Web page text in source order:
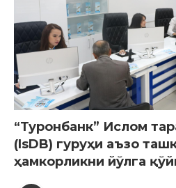
“Туронбанк” Ислом
(IsDB) гуруҳи аъзо
ҳамкорликни йўлга